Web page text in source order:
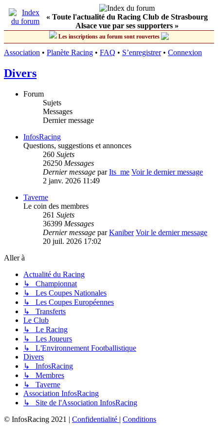
« Toute l'actualité du Racing Club de Strasbourg
Alsace vue par ses supporters »
Les inscriptions au forum sont rouvertes
Association • Planète Racing • FAQ • S’enregistrer• Connexion
Divers
Forum
Sujets
Messages
Dernier message
InfosRacing
Questions, suggestions et annonces
260 Sujets
26250 Messages
Dernier message parIts_me Voir le dernier message
2 janv. 2026 11:49
Taverne
Le coin des membres
261 Sujets
36399 Messages
Dernier message parKaniber Voir le dernier message
20 juil. 2026 17:02
Aller à
Actualité du Racing
↳ Championnat
↳ Les Coupes Nationales
↳ Les Coupes Européennes
↳ Transferts
Le Club
↳ Le Racing
↳ Les Joueurs
↳ L'Environnement Footballistique
Divers
↳ InfosRacing
↳ Membres
↳ Taverne
Association InfosRacing
↳ Site de l'Association InfosRacing
© InfosRacing 2021 | Confidentialité | Conditions